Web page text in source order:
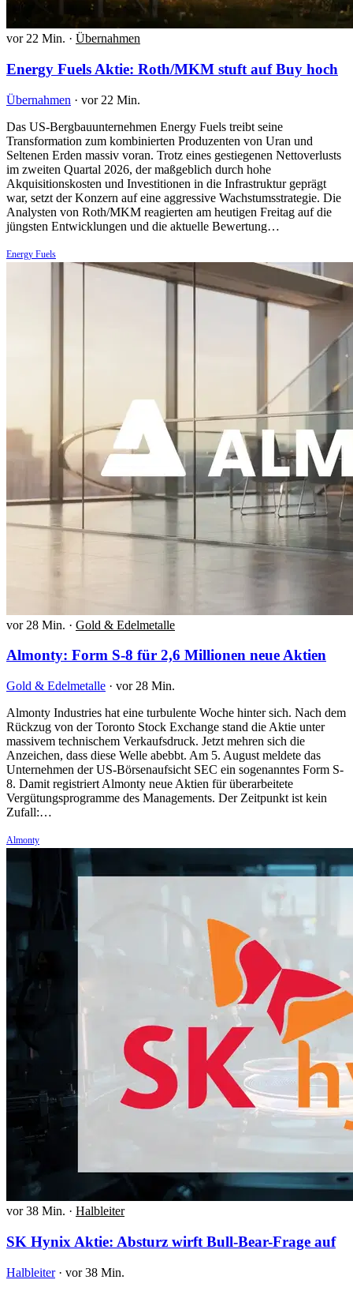
vor 22 Min. · Übernahmen
Energy Fuels Aktie: Roth/MKM stuft auf Buy hoch
Übernahmen · vor 22 Min.
Das US-Bergbauunternehmen Energy Fuels treibt seine
Transformation zum kombinierten Produzenten von Uran und
Seltenen Erden massiv voran. Trotz eines gestiegenen Nettoverlusts
im zweiten Quartal 2026, der maßgeblich durch hohe
Akquisitionskosten und Investitionen in die Infrastruktur geprägt
war, setzt der Konzern auf eine aggressive Wachstumsstrategie. Die
Analysten von Roth/MKM reagierten am heutigen Freitag auf die
jüngsten Entwicklungen und die aktuelle Bewertung…
Energy Fuels
vor 28 Min. · Gold & Edelmetalle
Almonty: Form S-8 für 2,6 Millionen neue Aktien
Gold & Edelmetalle · vor 28 Min.
Almonty Industries hat eine turbulente Woche hinter sich. Nach dem
Rückzug von der Toronto Stock Exchange stand die Aktie unter
massivem technischem Verkaufsdruck. Jetzt mehren sich die
Anzeichen, dass diese Welle abebbt. Am 5. August meldete das
Unternehmen der US-Börsenaufsicht SEC ein sogenanntes Form S-
8. Damit registriert Almonty neue Aktien für überarbeitete
Vergütungsprogramme des Managements. Der Zeitpunkt ist kein
Zufall:…
Almonty
vor 38 Min. · Halbleiter
SK Hynix Aktie: Absturz wirft Bull-Bear-Frage auf
Halbleiter · vor 38 Min.